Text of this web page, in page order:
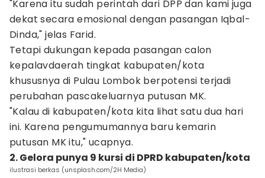
"Karena itu sudah perintah dari DPP dan kami juga
dekat secara emosional dengan pasangan Iqbal-
Dinda," jelas Farid.
Tetapi dukungan kepada pasangan calon
kepalavdaerah tingkat kabupaten/kota
khususnya di Pulau Lombok berpotensi terjadi
perubahan pascakeluarnya putusan MK.
"Kalau di kabupaten/kota kita lihat satu dua hari
ini. Karena pengumumannya baru kemarin
putusan MK itu," ucapnya.
2. Gelora punya 9 kursi di DPRD kabupaten/kota
ilustrasi berkas (unsplash.com/2H Media)